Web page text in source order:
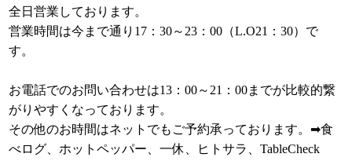
全日営業しております。
営業時間は今まで通り17：30～23：00（L.O21：30）で
す。
お電話でのお問い合わせは13：00～21：00までが比較的繋
がりやすくなっております。
その他のお時間はネットでもご予約承っております。➡食
べログ、ホットペッパー、一休、ヒトサラ、TableCheck